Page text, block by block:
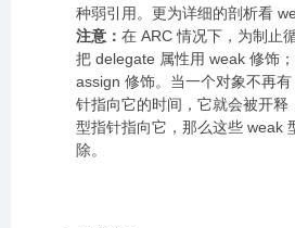
种弱引用。更为详细的剖析看
注意： 在 ARC 情况下，为制止
把 delegate 属性用 weak 修饰
assign 修饰。当一个对象不再
针指向它的时间，它就会被开释
型指针指向它，那么这些 weak
除。